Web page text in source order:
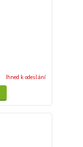
Ihned k odeslání